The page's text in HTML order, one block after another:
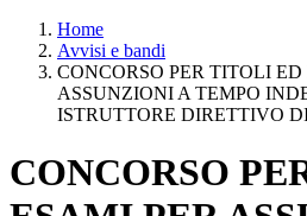
Home
Avvisi e bandi
CONCORSO PER TITOLI ED
ASSUNZIONI A TEMPO
ISTRUTTORE DIRETTIVO
CONCORSO